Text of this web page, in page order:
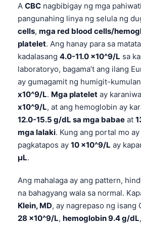
A CBC nagbibigay ng mga
pangunahing linya ng selula ng
cells, mga red blood cells/
platelet. Ang hanay para sa
kadalasang 4.0-11.0 x10^9/L sa
laboratoryo, bagama’t ang ilang
ay gumagamit ng humigit-
x10^9/L. Mga platelet ay
x10^9/L, at ang hemoglobin ay
12.0-15.5 g/dL sa mga babae at
mga lalaki. Kung ang portal mo
pagkatapos ay 10 x10^9/L ay
µL.
Ang mahalaga ay ang pattern,
na bahagyang wala sa normal.
Klein, MD, ay nagrepaso ng isang
28 x10^9/L, hemoglobin 9.4 g/dL